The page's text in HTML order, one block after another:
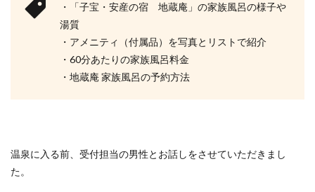
・「子宝・安産の宿 地蔵庵」の家族風呂の様子や
湯質
・アメニティ（付属品）を写真とリストで紹介
・60分あたりの家族風呂料金
・地蔵庵 家族風呂の予約方法
温泉に入る前、受付担当の男性とお話しをさせていただきまし
た。